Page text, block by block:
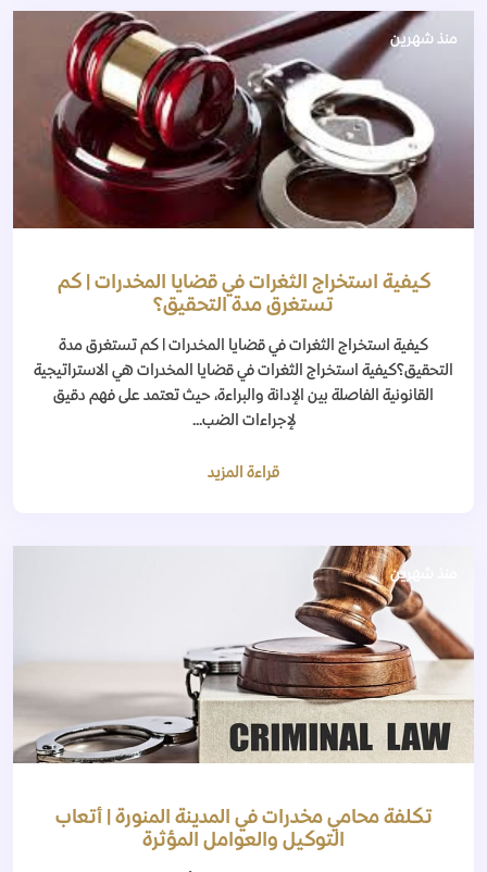
منذ شهرين
كيفية استخراج الثغرات في قضايا المخدرات | كم
تستغرق مدة التحقيق؟
كيفية استخراج الثغرات في قضايا المخدرات | كم تستغرق مدة
التحقيق؟كيفية استخراج الثغرات في قضايا المخدرات هي الاستراتيجية
القانونية الفاصلة بين الإدانة والبراءة، حيث تعتمد على فهم دقيق
لإجراءات الضب...
قراءة المزيد
منذ شهرين
تكلفة محامي مخدرات في المدينة المنورة | أتعاب
التوكيل والعوامل المؤثرة